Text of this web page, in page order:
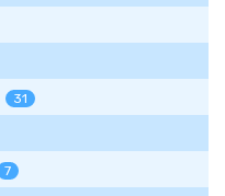
31
7